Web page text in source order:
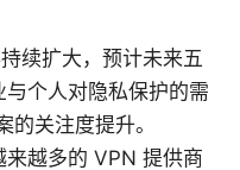
续扩大，预计未来五
个人对隐私保护的需
关注度提升。
越多的 VPN 提供商